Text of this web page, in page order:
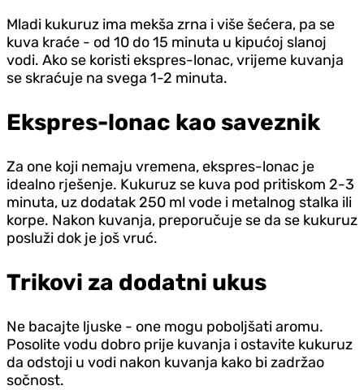
Mladi kukuruz ima mekša zrna i više šećera, pa se
kuva kraće - od 10 do 15 minuta u kipućoj slanoj
vodi. Ako se koristi ekspres-lonac, vrijeme kuvanja
se skraćuje na svega 1-2 minuta.
Ekspres-lonac kao saveznik
Za one koji nemaju vremena, ekspres-lonac je
idealno rješenje. Kukuruz se kuva pod pritiskom 2-3
minuta, uz dodatak 250 ml vode i metalnog stalka ili
korpe. Nakon kuvanja, preporučuje se da se kukuruz
posluži dok je još vruć.
Trikovi za dodatni ukus
Ne bacajte ljuske - one mogu poboljšati aromu.
Posolite vodu dobro prije kuvanja i ostavite kukuruz
da odstoji u vodi nakon kuvanja kako bi zadržao
sočnost.